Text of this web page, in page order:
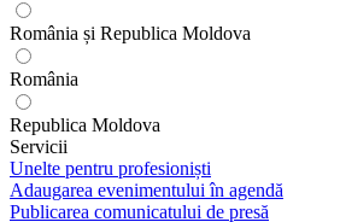
România și Republica Moldova
România
Republica Moldova
Servicii
Unelte pentru profesioniști
Adaugarea evenimentului în agendă
Publicarea comunicatului de presă